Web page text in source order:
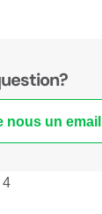
nous un email